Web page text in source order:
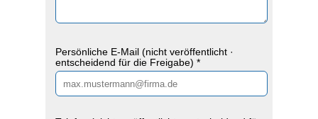
Persönliche E-Mail (nicht veröffentlicht ·
entscheidend für die Freigabe) *